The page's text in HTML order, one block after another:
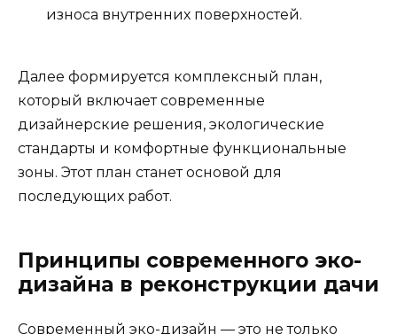
износа внутренних поверхностей.
Далее формируется комплексный план,
который включает современные
дизайнерские решения, экологические
стандарты и комфортные функциональные
зоны. Этот план станет основой для
последующих работ.
Принципы современного эко-
дизайна в реконструкции дачи
Современный эко-дизайн — это не только